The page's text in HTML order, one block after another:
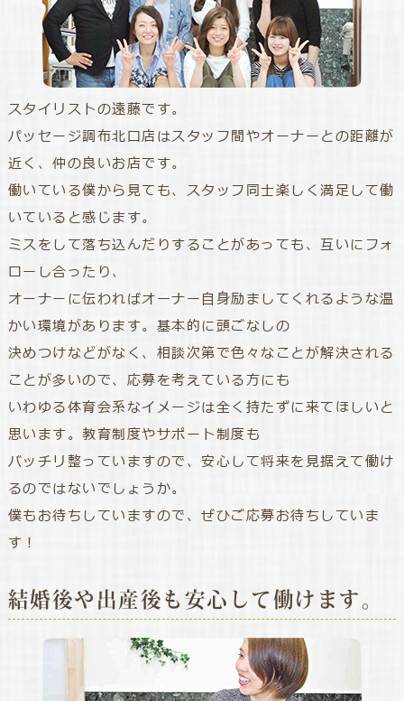
スタイリストの遠藤です。
パッセージ調布北口店はスタッフ間やオーナーとの距離が
近く、仲の良いお店です。
働いている僕から見ても、スタッフ同士楽しく満足して働
いていると感じます。
ミスをして落ち込んだりすることがあっても、互いにフォ
ローし合ったり、
オーナーに伝わればオーナー自身励ましてくれるような温
かい環境があります。基本的に頭ごなしの
決めつけなどがなく、相談次第で色々なことが解決される
ことが多いので、応募を考えている方にも
いわゆる体育会系なイメージは全く持たずに来てほしいと
思います。教育制度やサポート制度も
バッチリ整っていますので、安心して将来を見据えて働け
るのではないでしょうか。
僕もお待ちしていますので、ぜひご応募お待ちしていま
す！
結婚後や出産後も安心して働けます。